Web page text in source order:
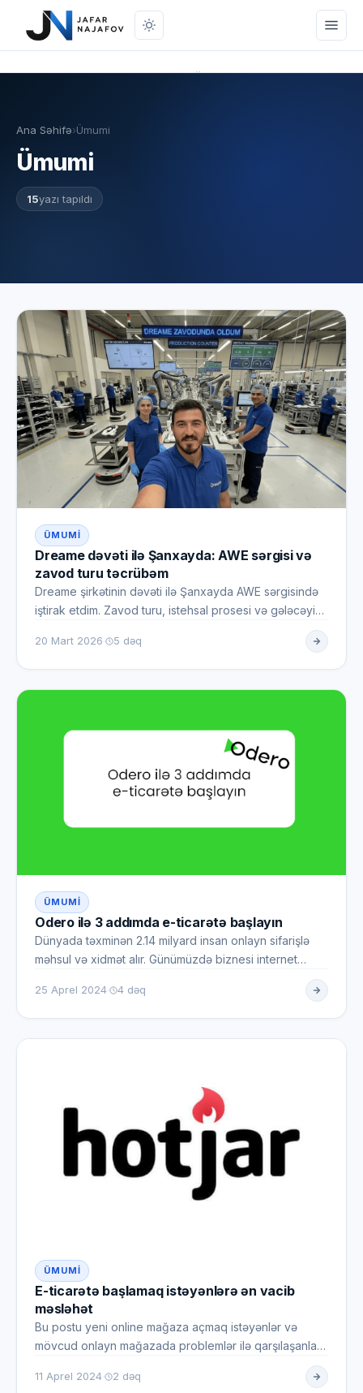
Onlayn mağaza
Bioqrafiya
Əlaqə
Ana Səhifə›Ümumi
Ümumi
15yazı tapıldı
ÜMUMI
Dreame dəvəti ilə Şanxayda: AWE sərgisi və
zavod turu təcrübəm
Dreame şirkətinin dəvəti ilə Şanxayda AWE sərgisində
iştirak etdim. Zavod turu, istehsal prosesi və gələcəyin
20 Mart 2026· 5 dəq
ÜMUMI
Odero ilə 3 addımda e-ticarətə başlayın
Dünyada təxminən 2.14 milyard insan onlayn sifarişlə
məhsul və xidmət alır. Günümüzdə biznesi internet
25 Aprel 2024· 4 dəq
ÜMUMI
E-ticarətə başlamaq istəyənlərə ən vacib
məsləhət
Bu postu yeni online mağaza açmaq istəyənlər və
mövcud onlayn mağazada problemlər ilə qarşılaşanlar
11 Aprel 2024· 2 dəq